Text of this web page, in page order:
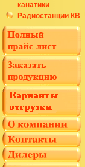
канатики
Радиостанции КВ